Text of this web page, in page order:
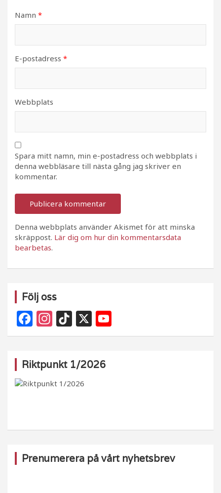
Namn *
E-postadress *
Webbplats
Spara mitt namn, min e-postadress och webbplats i
denna webbläsare till nästa gång jag skriver en
kommentar.
Denna webbplats använder Akismet för att minska
skräppost. Lär dig om hur din kommentarsdata
bearbetas.
Följ oss
F
a
e
b
k
In
st
g
ra
Ti
k
o
k
X
o
Riktpunkt 1/2026
Prenumerera på vårt nyhetsbrev